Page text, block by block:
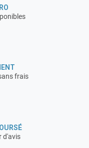
frais
d'avis